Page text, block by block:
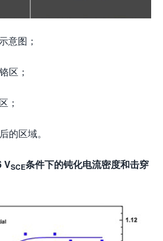
意图；
区；
；
的区域。
VSCE条件下的钝化电流密度和击穿